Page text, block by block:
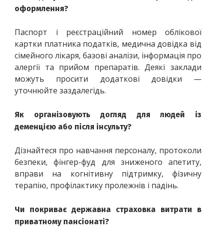
оформлення?
Паспорт і реєстраційний номер облікової
картки платника податків, медична довідка від
сімейного лікаря, базові аналізи, інформація про
алергії та прийом препаратів. Деякі заклади
можуть просити додаткові довідки —
уточнюйте заздалегідь.
Як організовують догляд для людей із
деменцією або після інсульту?
Дізнайтеся про навчання персоналу, протоколи
безпеки, фінгер-фуд для зниженого апетиту,
вправи на когнітивну підтримку, фізичну
терапію, профілактику пролежнів і падінь.
Чи покриває державна страховка витрати в
приватному пансіонаті?